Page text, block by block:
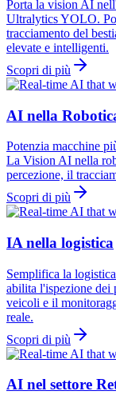
Porta la vision AI
Ultralytics YOLO.
tracciamento del
elevate e intelligenti.
Scopri di più
AI nella
Potenzia macchine
La Vision AI nella
percezione, il
Scopri di più
IA nella logistica
Semplifica la
abilita l'ispezione dei
veicoli e il
reale.
Scopri di più
AI nel settore